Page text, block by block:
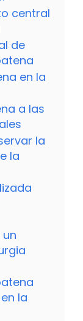
central
de
en la
a las
la
la
la